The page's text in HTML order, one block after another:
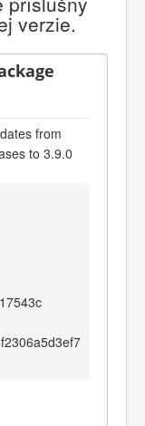
verzie.
from
to 3.9.0